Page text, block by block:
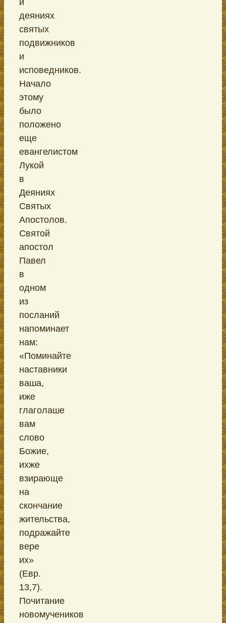
деяниях
святых
подвижников
и
исповедников.
Начало
этому
было
положено
еще
евангелистом
Лукой
в
Деяниях
Святых
Апостолов.
Святой
апостол
Павел
в
одном
из
посланий
напоминает
нам:
«Поминайте
наставники
ваша,
иже
глаголаше
вам
слово
Божие,
ихже
взирающе
на
скончание
жительства,
подражайте
вере
их»
(Евр.
13,7).
Почитание
новомучеников